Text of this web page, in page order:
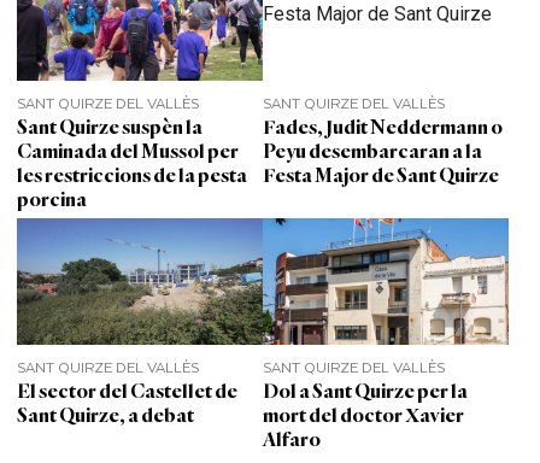
SANT QUIRZE DEL VALLÈS
Sant Quirze suspèn la
Caminada del Mussol per
les restriccions de la pesta
porcina
SANT QUIRZE DEL VALLÈS
Fades, Judit Neddermann o
Peyu desembarcaran a la
Festa Major de Sant Quirze
SANT QUIRZE DEL VALLÈS
El sector del Castellet de
Sant Quirze, a debat
SANT QUIRZE DEL VALLÈS
Dol a Sant Quirze per la
mort del doctor Xavier
Alfaro